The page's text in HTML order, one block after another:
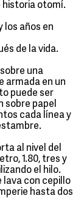
historia otomí.
los años en
de la vida.
una
armada en un
puede ser
sobre papel
cada línea y
al nivel del
1.80, tres y
el hilo.
lava con cepillo
hasta dos